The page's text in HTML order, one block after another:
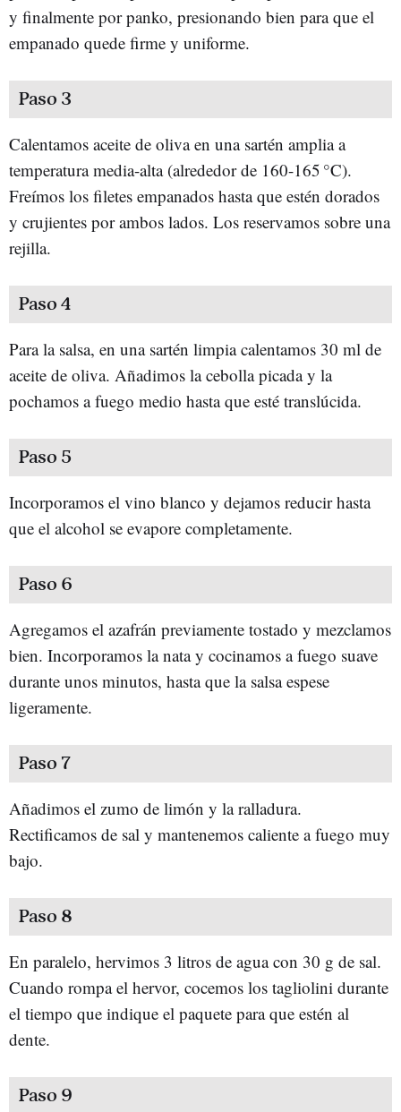
y finalmente por panko, presionando bien para que el
empanado quede firme y uniforme.
Paso 3
Calentamos aceite de oliva en una sartén amplia a
temperatura media-alta (alrededor de 160-165 °C).
Freímos los filetes empanados hasta que estén dorados
y crujientes por ambos lados. Los reservamos sobre una
rejilla.
Paso 4
Para la salsa, en una sartén limpia calentamos 30 ml de
aceite de oliva. Añadimos la cebolla picada y la
pochamos a fuego medio hasta que esté translúcida.
Paso 5
Incorporamos el vino blanco y dejamos reducir hasta
que el alcohol se evapore completamente.
Paso 6
Agregamos el azafrán previamente tostado y mezclamos
bien. Incorporamos la nata y cocinamos a fuego suave
durante unos minutos, hasta que la salsa espese
ligeramente.
Paso 7
Añadimos el zumo de limón y la ralladura.
Rectificamos de sal y mantenemos caliente a fuego muy
bajo.
Paso 8
En paralelo, hervimos 3 litros de agua con 30 g de sal.
Cuando rompa el hervor, cocemos los tagliolini durante
el tiempo que indique el paquete para que estén al
dente.
Paso 9